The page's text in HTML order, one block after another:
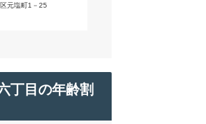
元塩町1－25
丁目の年齢割